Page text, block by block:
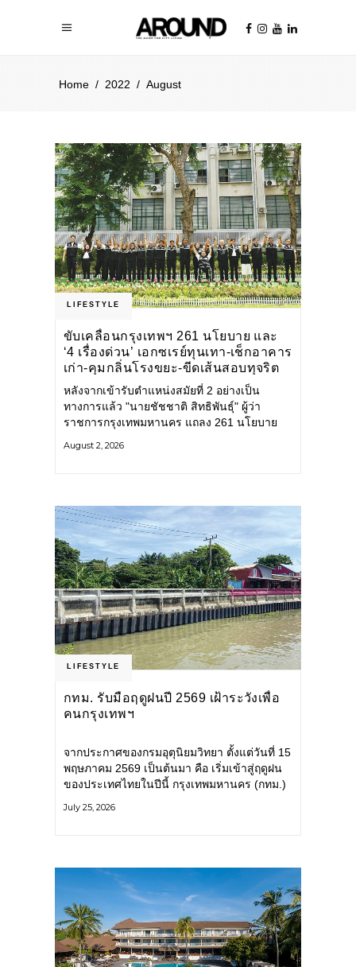
Home / 2022 / August
LIFESTYLE
ขับเคลื่อนกรุงเทพฯ 261 นโยบาย และ
‘4 เรื่องด่วน’ เอกซเรย์ทุนเทา-เช็กอาคาร
เก่า-คุมกลิ่นโรงขยะ-ขีดเส้นสอบทุจริต
หลังจากเข้ารับตำแหน่งสมัยที่ 2 อย่างเป็น
ทางการแล้ว "นายชัชชาติ สิทธิพันธุ์" ผู้ว่า
ราชการกรุงเทพมหานคร แถลง 261 นโยบาย
ยุทธศาสตร์ จัดทำตัวชี้วัด
August 2, 2026
LIFESTYLE
กทม. รับมือฤดูฝนปี 2569 เฝ้าระวังเพื่อ
คนกรุงเทพฯ
จากประกาศของกรมอุตุนิยมวิทยา ตั้งแต่วันที่ 15
พฤษภาคม 2569 เป็นต้นมา คือ เริ่มเข้าสู่ฤดูฝน
ของประเทศไทยในปีนี้ กรุงเทพมหานคร (กทม.)
โครงสร้างพื้นฐาน
July 25, 2026